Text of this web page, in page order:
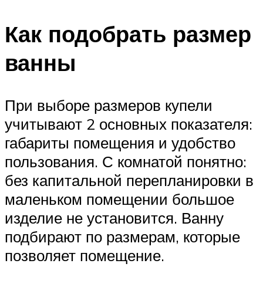
Как подобрать размер
ванны
При выборе размеров купели
учитывают 2 основных показателя:
габариты помещения и удобство
пользования. С комнатой понятно:
без капитальной перепланировки в
маленьком помещении большое
изделие не установится. Ванну
подбирают по размерам, которые
позволяет помещение.